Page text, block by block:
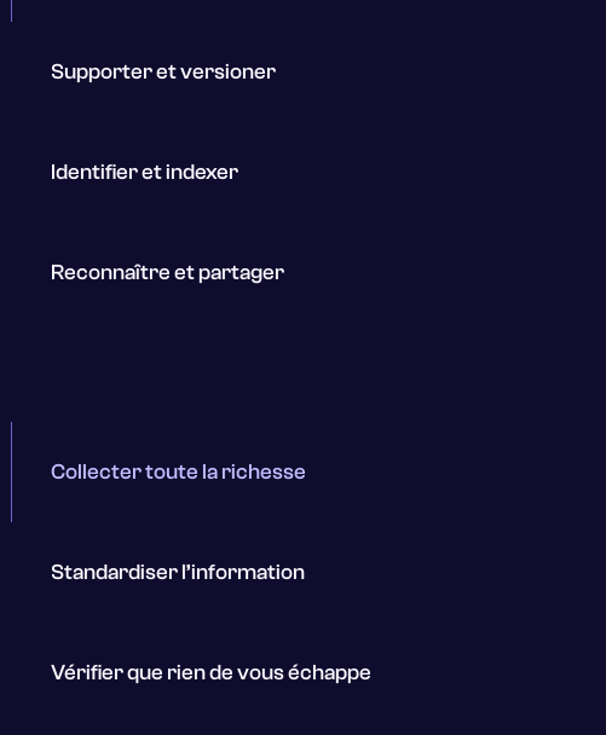
Supporter et versioner
Identifier et indexer
Reconnaître et partager
Collecter toute la richesse
Standardiser l’information
Vérifier que rien de vous échappe